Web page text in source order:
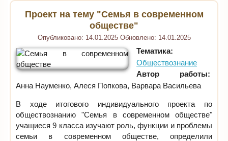
Проект на тему "Семья в современном
обществе"
Опубликовано: 14.01.2025 Обновлено: 14.01.2025
Тематика:
Обществознание
Автор работы:
Анна Науменко, Алеся Попкова, Варвара Васильева
В ходе итогового индивидуального проекта по
обществознанию "Семья в современном обществе"
учащиеся 9 класса изучают роль, функции и проблемы
семьи в современном обществе, определили